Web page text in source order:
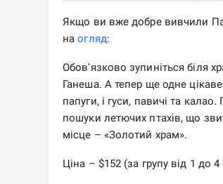
Якщо ви вже добре вивчили
наогляд:
Обов'язково зупиніться біля
Ганеша. А тепер ще одне
папуги, і гуси, павичі та
пошуки летючих птахів, що
місце – «Золотий храм».
Ціна – $152 (за групу від 1 до